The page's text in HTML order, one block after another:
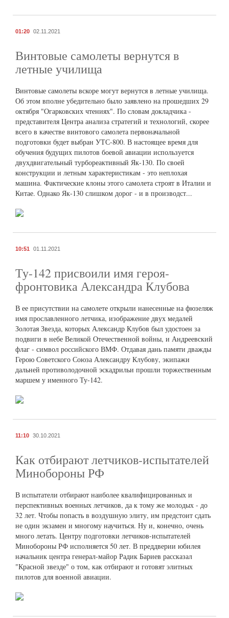
01:20 02.11.2021
Винтовые самолеты вернутся в
летные училища
Винтовые самолеты вскоре могут вернутся в летные училища.
Об этом вполне убедительно было заявлено на прошедших 29
октября "Огарковских чтениях". По словам докладчика -
представителя Центра анализа стратегий и технологий, скорее
всего в качестве винтового самолета первоначальной
подготовки будет выбран УТС-800. В настоящее время для
обучения будущих пилотов боевой авиации используется
двухдвигательный турбореактивный Як-130. По своей
конструкции и летным характеристикам - это неплохая
машина. Фактические клоны этого самолета строят в Италии и
Китае. Однако Як-130 слишком дорог - и в производст...
10:51 01.11.2021
Ту-142 присвоили имя героя-
фронтовика Александра Клубова
В ее присутствии на самолете открыли нанесенные на фюзеляж
имя прославленного летчика, изображение двух медалей
Золотая Звезда, которых Александр Клубов был удостоен за
подвиги в небе Великой Отечественной войны, и Андреевский
флаг - символ российского ВМФ. Отдавая дань памяти дважды
Герою Советского Союза Александру Клубову, экипажи
дальней противолодочной эскадрильи прошли торжественным
маршем у именного Ту-142.
11:10 30.10.2021
Как отбирают летчиков-испытателей
Минобороны РФ
В испытатели отбирают наиболее квалифицированных и
перспективных военных летчиков, да к тому же молодых - до
32 лет. Чтобы попасть в воздушную элиту, им предстоит сдать
не один экзамен и многому научиться. Ну и, конечно, очень
много летать. Центру подготовки летчиков-испытателей
Минобороны РФ исполняется 50 лет. В преддверии юбилея
начальник центра генерал-майор Радик Бариев рассказал
"Красной звезде" о том, как отбирают и готовят элитных
пилотов для военной авиации.